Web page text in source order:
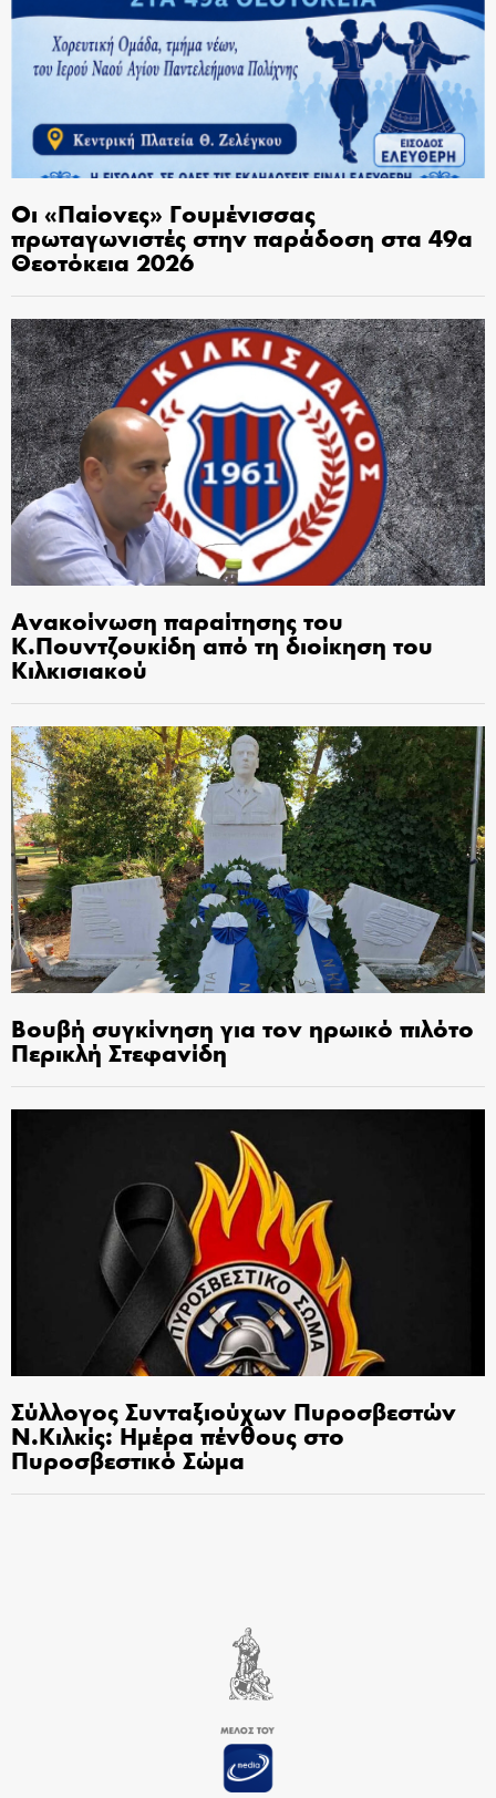
Οι «Παίονες» Γουμένισσας
πρωταγωνιστές στην παράδοση στα 49α
Θεοτόκεια 2026
Ανακοίνωση παραίτησης του
Κ.Πουντζουκίδη από τη διοίκηση του
Κιλκισιακού
Βουβή συγκίνηση για τον ηρωικό πιλότο
Περικλή Στεφανίδη
Σύλλογος Συνταξιούχων Πυροσβεστών
Ν.Κιλκίς: Ημέρα πένθους στο
Πυροσβεστικό Σώμα